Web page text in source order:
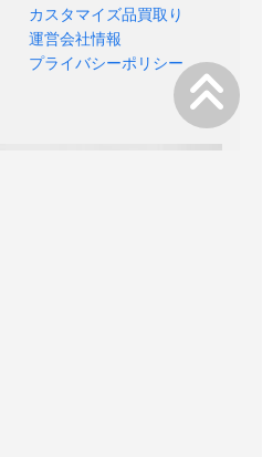
カスタマイズ品買取り
運営会社情報
プライバシーポリシー